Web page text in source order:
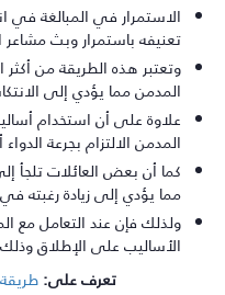
الاستمرار في المبالغة في
تعنيفه باستمرار وبث مشاعر
وتعتبر هذه الطريقة من أكثر
المدمن مما يؤدي إلى
علاوة على أن استخدام
المدمن الالتزام بجرعة الدواء
كما أن بعض العائلات تلجأ إلى
مما يؤدي إلى زيادة رغبته في
ولذلك فإن عند التعامل مع
الأساليب على الإطلاق وذلك
تعرف على:طريقة